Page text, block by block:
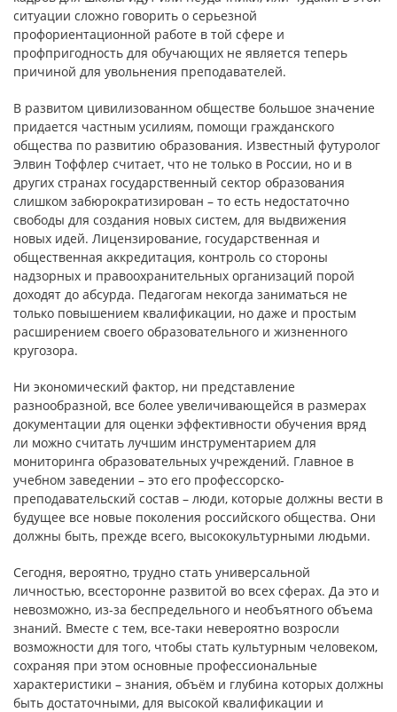
ситуации сложно говорить о серьезной
профориентационной работе в той сфере и
профпригодность для обучающих не является теперь
причиной для увольнения преподавателей.
В развитом цивилизованном обществе большое значение
придается частным усилиям, помощи гражданского
общества по развитию образования. Известный футуролог
Элвин Тоффлер считает, что не только в России, но и в
других странах государственный сектор образования
слишком забюрократизирован – то есть недостаточно
свободы для создания новых систем, для выдвижения
новых идей. Лицензирование, государственная и
общественная аккредитация, контроль со стороны
надзорных и правоохранительных организаций порой
доходят до абсурда. Педагогам некогда заниматься не
только повышением квалификации, но даже и простым
расширением своего образовательного и жизненного
кругозора.
Ни экономический фактор, ни представление
разнообразной, все более увеличивающейся в размерах
документации для оценки эффективности обучения вряд
ли можно считать лучшим инструментарием для
мониторинга образовательных учреждений. Главное в
учебном заведении – это его профессорско-
преподавательский состав – люди, которые должны вести в
будущее все новые поколения российского общества. Они
должны быть, прежде всего, высококультурными людьми.
Сегодня, вероятно, трудно стать универсальной
личностью, всесторонне развитой во всех сферах. Да это и
невозможно, из-за беспредельного и необъятного объема
знаний. Вместе с тем, все-таки невероятно возросли
возможности для того, чтобы стать культурным человеком,
сохраняя при этом основные профессиональные
характеристики – знания, объём и глубина которых должны
быть достаточными, для высокой квалификации и